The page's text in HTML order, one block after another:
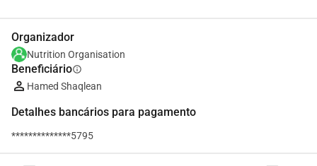
Organizador
Nutrition Organisation
Beneficiárioinfo
Hamed Shaqlean
Detalhes bancários para pagamento
**************5795